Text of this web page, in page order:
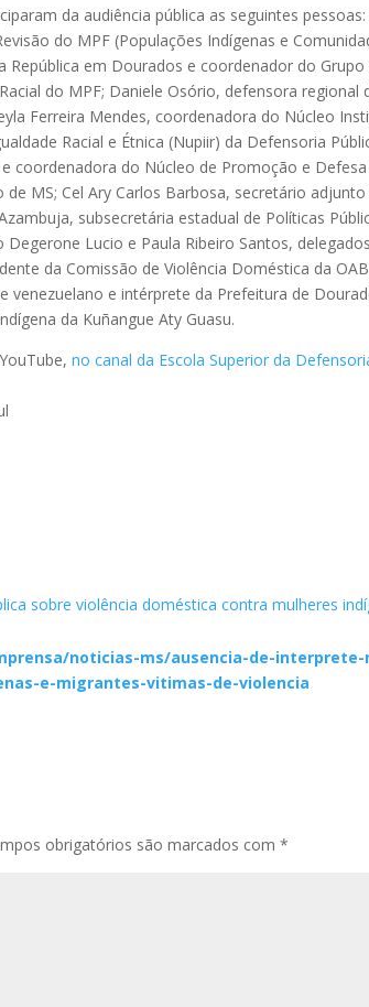
da audiência pública as seguintes pessoas:
do MPF (Populações Indígenas e
em Dourados e coordenador do Grupo
do MPF; Daniele Osório, defensora regional
Ferreira Mendes, coordenadora do Núcleo
Racial e Étnica (Nupiir) da Defensoria
coordenadora do Núcleo de Promoção e
MS; Cel Ary Carlos Barbosa, secretário
subsecretária estadual de Políticas
Lucio e Paula Ribeiro Santos,
da Comissão de Violência Doméstica da
venezuelano e intérprete da Prefeitura de
da Kuñangue Aty Guasu.
no canal da Escola Superior da
sobre violência doméstica contra mulheres
noticias-ms/ausencia-de-interprete-
e-migrantes-vitimas-de-violencia
obrigatórios são marcados com*